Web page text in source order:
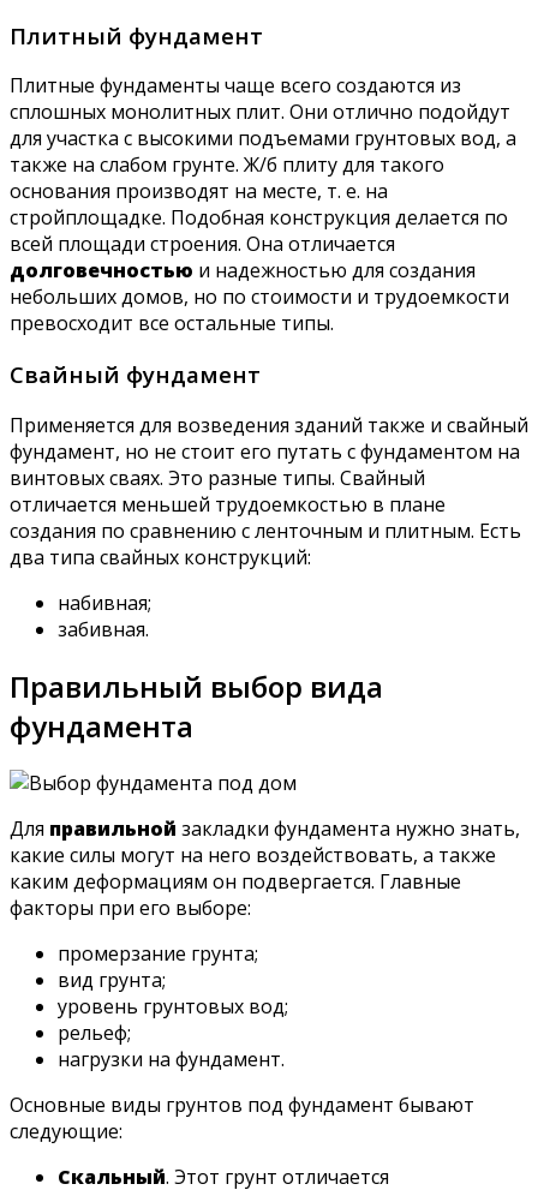
Плитный фундамент
Плитные фундаменты чаще всего создаются из
сплошных монолитных плит. Они отлично подойдут
для участка с высокими подъемами грунтовых вод, а
также на слабом грунте. Ж/б плиту для такого
основания производят на месте, т. е. на
стройплощадке. Подобная конструкция делается по
всей площади строения. Она отличается
долговечностью и надежностью для создания
небольших домов, но по стоимости и трудоемкости
превосходит все остальные типы.
Свайный фундамент
Применяется для возведения зданий также и свайный
фундамент, но не стоит его путать с фундаментом на
винтовых сваях. Это разные типы. Свайный
отличается меньшей трудоемкостью в плане
создания по сравнению с ленточным и плитным. Есть
два типа свайных конструкций:
набивная;
забивная.
Правильный выбор вида
фундамента
Для правильной закладки фундамента нужно знать,
какие силы могут на него воздействовать, а также
каким деформациям он подвергается. Главные
факторы при его выборе:
промерзание грунта;
вид грунта;
уровень грунтовых вод;
рельеф;
нагрузки на фундамент.
Основные виды грунтов под фундамент бывают
следующие:
Скальный. Этот грунт отличается